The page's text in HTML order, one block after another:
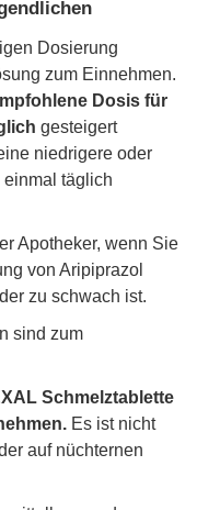
Dosierung
zum Einnehmen.
Dosis für
gesteigert
niedrigere oder
einmal täglich
Apotheker, wenn Sie
von Aripiprazol
zu schwach ist.
sind zum
Schmelztablette
Es ist nicht
auf nüchternen